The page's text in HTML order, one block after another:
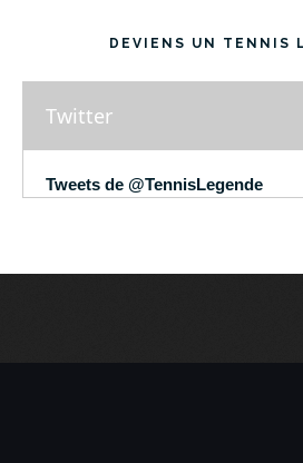
DEVIENS UN TENNIS
Twitter
Tweets de @TennisLegende